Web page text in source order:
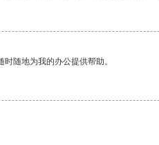
随地为我的办公提供帮助。